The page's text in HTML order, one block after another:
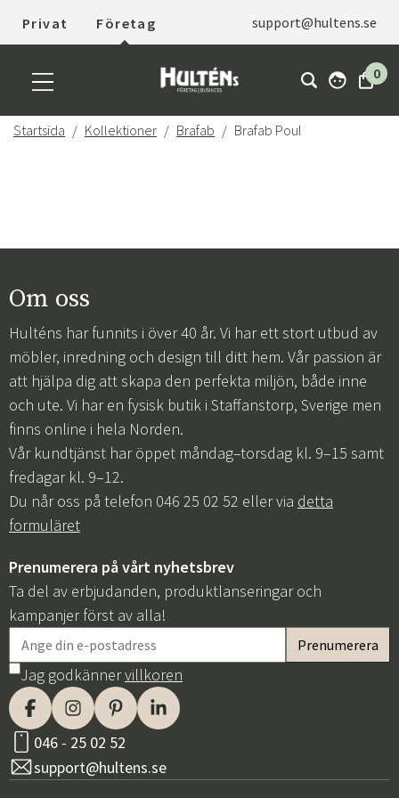
Privat Företag support@hultens.se
0
Startsida Kollektioner Brafab Brafab Poul
Om oss
Hulténs har funnits i över 40 år. Vi har ett stort utbud av
möbler, inredning och design till ditt hem. Vår passion är
att hjälpa dig att skapa den perfekta miljön, både inne
och ute. Vi har en fysisk butik i Staffanstorp, Sverige men
finns online i hela Norden.
Vår kundtjänst har öppet måndag–torsdag kl. 9–15 samt
fredagar kl. 9–12.
Du når oss på telefon 046 25 02 52 eller via detta
formuläret
Prenumerera på vårt nyhetsbrev
Ta del av erbjudanden, produktlanseringar och
kampanjer först av alla!
Jag godkännervillkoren
046 - 25 02 52
support@hultens.se